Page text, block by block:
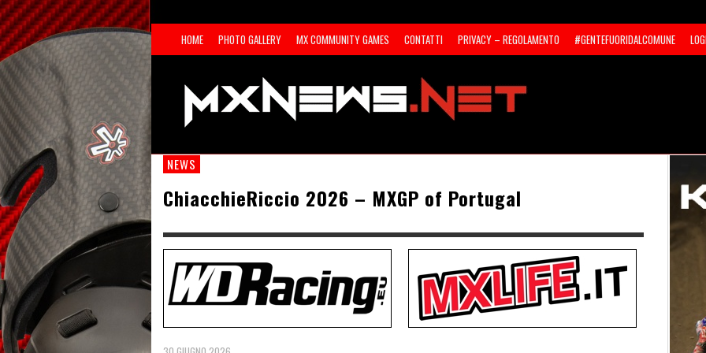
HOME PHOTO GALLERY MX COMMUNITY GAMES CONTATTI PRIVACY – REGOLAMENTO #GENTEFUORIDALCOMUNE
NEWS
ChiacchieRiccio 2026 – MXGP of Portugal